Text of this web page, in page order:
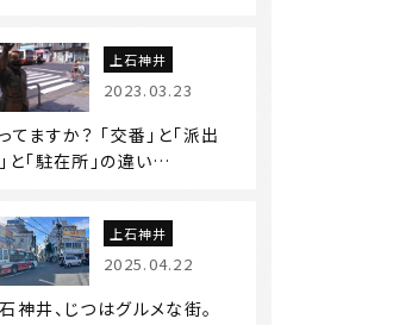
上石神井
2023.03.23
てますか？ 「交番」と「派出
と「駐在所」の違い…
上石神井
2025.04.22
神井、じつはグルメな街。